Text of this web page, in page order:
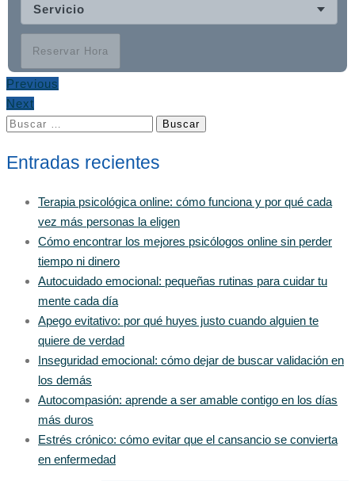
Servicio
Reservar Hora
Previous
Next
Buscar:
Entradas recientes
Terapia psicológica online: cómo funciona y por qué cada
vez más personas la eligen
Cómo encontrar los mejores psicólogos online sin perder
tiempo ni dinero
Autocuidado emocional: pequeñas rutinas para cuidar tu
mente cada día
Apego evitativo: por qué huyes justo cuando alguien te
quiere de verdad
Inseguridad emocional: cómo dejar de buscar validación en
los demás
Autocompasión: aprende a ser amable contigo en los días
más duros
Estrés crónico: cómo evitar que el cansancio se convierta
en enfermedad